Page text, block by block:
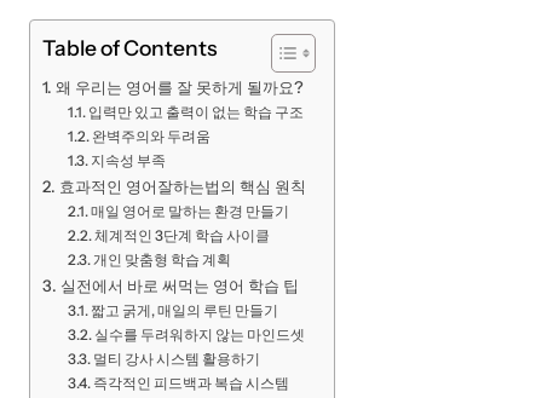
Table of Contents
왜 우리는 영어를 잘 못하게 될까요?
입력만 있고 출력이 없는 학습 구조
완벽주의와 두려움
지속성 부족
효과적인 영어잘하는법의 핵심 원칙
매일 영어로 말하는 환경 만들기
체계적인 3단계 학습 사이클
개인 맞춤형 학습 계획
실전에서 바로 써먹는 영어 학습 팁
짧고 굵게, 매일의 루틴 만들기
실수를 두려워하지 않는 마인드셋
멀티 강사 시스템 활용하기
즉각적인 피드백과 복습 시스템